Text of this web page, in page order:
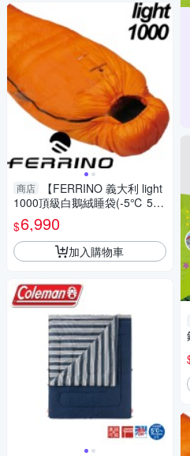
商店
【FERRINO 義大利 light
1000頂級白鵝絨睡袋(-5℃ 500
g FP650)】D486191/羽絨睡
袋/睡袋
$6,990
加入購物車